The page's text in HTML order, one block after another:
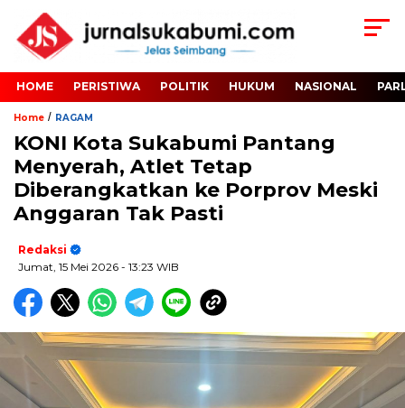
HOME PERISTIWA POLITIK HUKUM NASIONAL
Home / RAGAM
KONI Kota Sukabumi Pantang
Menyerah, Atlet Tetap
Diberangkatkan ke Porprov Meski
Anggaran Tak Pasti
Redaksi
Jumat, 15 Mei 2026 - 13:23 WIB